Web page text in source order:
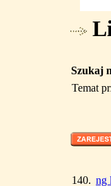
Szukaj
Temat
140. ng